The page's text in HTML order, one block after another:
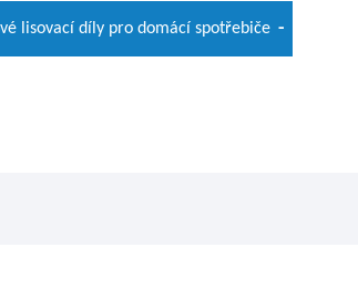
lisovací díly pro domácí spotřebiče